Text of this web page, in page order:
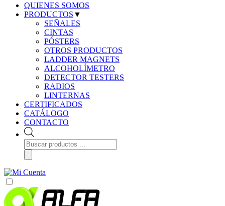
QUIENES SOMOS
PRODUCTOS ▼
SEÑALES
CINTAS
PÓSTERS
OTROS PRODUCTOS
LADDER MAGNETS
ALCOHOLÍMETRO
DETECTOR TESTERS
RADIOS
LINTERNAS
CERTIFICADOS
CATÁLOGO
CONTACTO
Búsqueda
de
productos